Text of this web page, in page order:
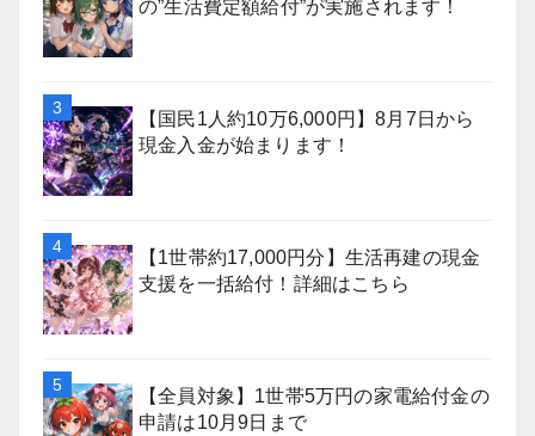
の”生活費定額給付”が実施されます！
【国民1人約10万6,000円】8月7日から
現金入金が始まります！
【1世帯約17,000円分】生活再建の現金
支援を一括給付！詳細はこちら
【全員対象】1世帯5万円の家電給付金の
申請は10月9日まで